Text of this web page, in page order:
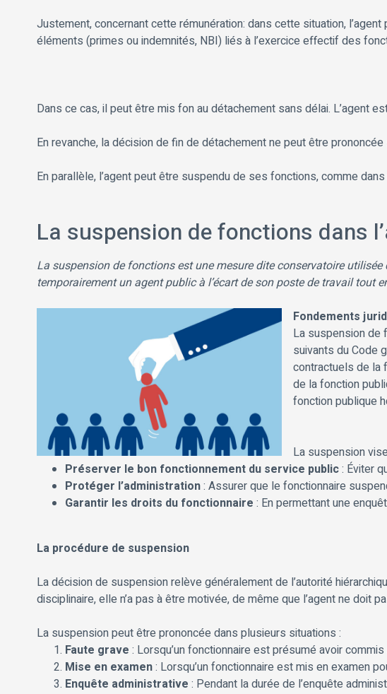
Justement, concernant cette rémunération: dans cette situation,
éléments (primes ou indemnités, NBI) liés à l’exercice effectif des
Dans ce cas, il peut être mis fon au détachement sans délai. L’agent
En revanche, la décision de fin de détachement ne peut être
En parallèle, l’agent peut être suspendu de ses fonctions, comme
La suspension de fonctions dans
La suspension de fonctions est une mesure dite conservatoire
temporairement un agent public à l’écart de son poste de travail tout
Fondements
La suspension de
suivants du Code
contractuels de la
de la fonction
fonction publique
La suspension
Préserver le bon fonctionnement du service public: Éviter
Protéger l’administration: Assurer que le fonctionnaire
Garantir les droits du fonctionnaire : En permettant une
La procédure de suspension
La décision de suspension relève généralement de l’autorité
disciplinaire, elle n’a pas à être motivée, de même que l’agent ne
La suspension peut être prononcée dans plusieurs situations :
Faute grave : Lorsqu’un fonctionnaire est présumé avoir
Mise en examen: Lorsqu’un fonctionnaire est mis en examen
Enquête administrative : Pendant la durée de l’enquête